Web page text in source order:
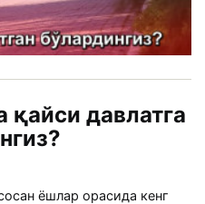
қайси давлатга
ёшлар орасида кенг